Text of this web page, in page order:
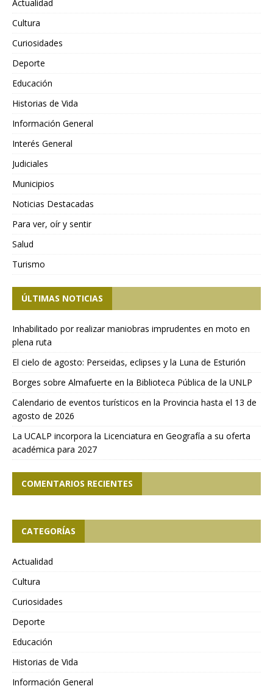
Actualidad
Cultura
Curiosidades
Deporte
Educación
Historias de Vida
Información General
Interés General
Judiciales
Municipios
Noticias Destacadas
Para ver, oír y sentir
Salud
Turismo
ÚLTIMAS NOTICIAS
Inhabilitado por realizar maniobras imprudentes en moto en
plena ruta
El cielo de agosto: Perseidas, eclipses y la Luna de Esturión
Borges sobre Almafuerte en la Biblioteca Pública de la UNLP
Calendario de eventos turísticos en la Provincia hasta el 13 de
agosto de 2026
La UCALP incorpora la Licenciatura en Geografía a su oferta
académica para 2027
COMENTARIOS RECIENTES
CATEGORÍAS
Actualidad
Cultura
Curiosidades
Deporte
Educación
Historias de Vida
Información General